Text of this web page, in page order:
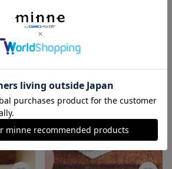
くまカップケーキセット♡3 ミニチュアフード ミニチュアスイーツ フェイクフード